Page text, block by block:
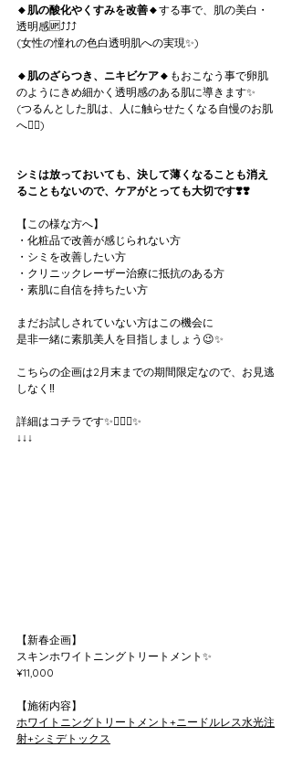
🔸肌の酸化やくすみを改善🔸する事で、肌の美白・
透明感🆙⤴︎⤴︎⤴︎
(女性の憧れの色白透明肌への実現✨)
🔸肌のざらつき、ニキビケア🔸 もおこなう事で卵肌
のようにきめ細かく透明感のある肌に導きます✨
(つるんとした肌は、人に触らせたくなる自慢のお肌
へ💆‍♀️)
シミは放っておいても、決して薄くなることも消え
ることもないので、ケアがとっても大切です❣️❣️
【この様な方へ】
・化粧品で改善が感じられない方
・シミを改善したい方
・クリニックレーザー治療に抵抗のある方
・素肌に自信を持ちたい方
まだお試しされていない方はこの機会に
是非一緒に素肌美人を目指しましょう😉✨
こちらの企画は2月末までの期間限定なので、お見逃
しなく‼️
詳細はコチラです✨💁🏼‍♀️✨
↓↓↓
【新春企画】
スキンホワイトニングトリートメント✨
¥11,000
【施術内容】
ホワイトニングトリートメント+ニードルレス水光注
射+シミデトックス